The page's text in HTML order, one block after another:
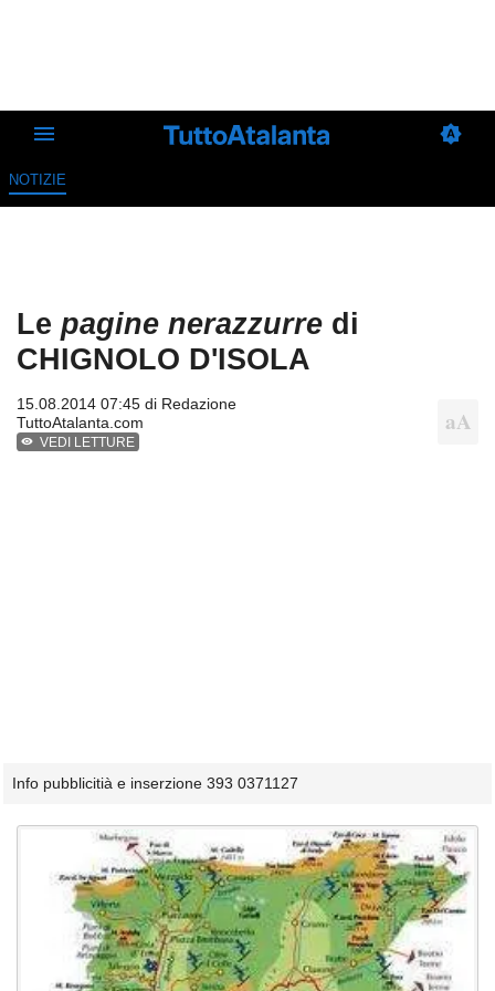
NOTIZIE
Le pagine nerazzurre di
CHIGNOLO D'ISOLA
15.08.2014 07:45 di Redazione
TuttoAtalanta.com
VEDI LETTURE
Info pubblicitià e inserzione 393 0371127